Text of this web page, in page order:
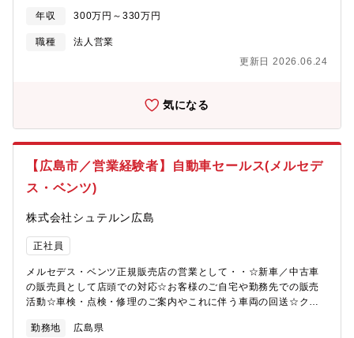
と、地域の健康づくりに貢献できる点も大きな魅力です。
案※既存顧客へのルート営業100％【仕事の魅力】・既存のお客様
への営業が中心のため、長期的な信頼関係を築く営業スタイルで
す。・自分が提案した売場や販促企画が実際の店舗に反映される
度の高いブランドを扱うため、提案しやすい環境があります。・
を身につけることができます。【配属先情報】直販営業部 量販営
業課3名体制（リーダー1名、メンバー2名）男女ともに活躍してい
る部署です。既存顧客との関係構築を重視する営業スタイルのた
め、チームで協力しながら業務を進めています。残業はほとんど
ありません。【会社概要】当社は株式会社ヤクルト本社100％出資
の販売会社として、広島県・山口県エリアでヤクルト商品の宅
配、店頭販売、化粧品販売などを展開しています。地域に密着し
ープの理念のもと、地域の皆さまの健康づくりを支えています。
を構築。地域社会への貢献を大切にしながら、持続的な成長を目
ランドを背景に、地域密着型の営業活動を展開している点が強み
です。スーパーや量販店との長年の取引実績があり、安定した販
売基盤を確立しています。また、ヤクルト本社の販促施策や商品
開発力を活かしながら営業活動ができるため、営業未経験者でも
年収 300万円～330万円
職種
法人営業
更新日 2026.06.24
気になる
【広島市／営業経験者】自動車セールス(メルセデ
ス・ベンツ)
株式会社シュテルン広島
正社員
メルセデス・ベンツ正規販売店の営業として・・☆新車／中古車
の販売員として店頭での対応☆お客様のご自宅や勤務先での販売
活動☆車検・点検・修理のご案内やこれに伴う車両の回送☆クレ
研修に参加してさらなるスキルアップにも取り組んで頂けます
勤務地 広島県